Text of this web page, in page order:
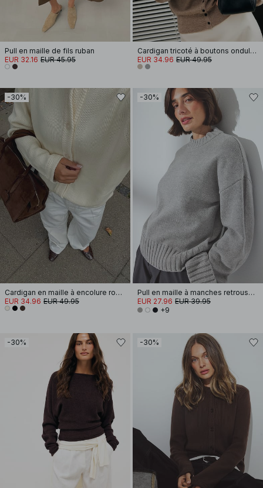
Pull en maille de fils ruban
EUR 32.16 EUR 45.95
Cardigan tricoté à boutons ondulés
EUR 34.96 EUR 49.95
-30%
Cardigan en maille à encolure ronde
EUR 34.96 EUR 49.95
-30%
Pull en maille à manches retroussées
EUR 27.96 EUR 39.95
+9
-30% -30%